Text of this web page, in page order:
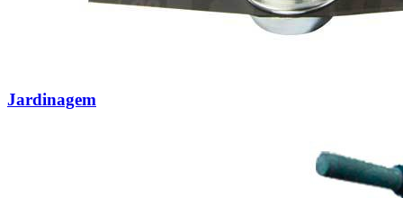
Jardinagem